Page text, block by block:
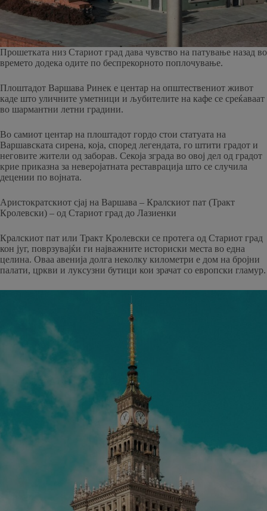
Прошетката низ Стариот град дава чувство на патување назад во
времето додека одите по беспрекорното поплочување.
Плоштадот Варшава Ринек е центар на општествениот живот
каде што уличните уметници и љубителите на кафе се среќаваат
во шармантни летни градини.
Во самиот центар на плоштадот гордо стои статуата на
Варшавската сирена, која, според легендата, го штити градот и
неговите жители од заборав. Секоја зграда во овој дел од градот
крие приказна за неверојатната реставрација што се случила
децении по војната.
Аристократскиот сјај на Варшава – Кралскиот пат (Тракт
Кролевски) – од Стариот град до Лазиенки
Кралскиот пат или Тракт Кролевски се протега од Стариот град
кон југ, поврзувајќи ги најважните историски места во една
целина. Оваа авенија долга неколку километри е дом на бројни
палати, цркви и луксузни бутици кои зрачат со европски гламур.